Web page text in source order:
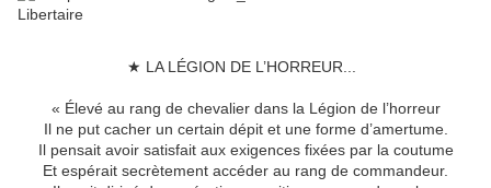
★ LA LÉGION DE L’HORREUR...
« Élevé au rang de chevalier dans la Légion de l’horreur
Il ne put cacher un certain dépit et une forme d’amertume.
Il pensait avoir satisfait aux exigences fixées par la coutume
Et espérait secrètement accéder au rang de commandeur.